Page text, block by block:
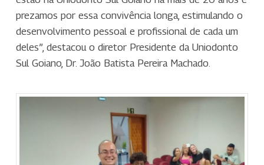
prezamos por essa convivência longa, estimulando o
desenvolvimento pessoal e profissional de cada um
deles”, destacou o diretor Presidente da Uniodonto
Sul Goiano, Dr. João Batista Pereira Machado.